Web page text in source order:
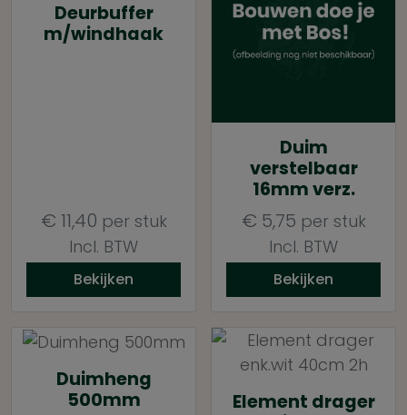
Deurbuffer
m/windhaak
€ 11,40 per stuk
Incl. BTW
Bekijken
Duim
verstelbaar
16mm verz.
€ 5,75 per stuk
Incl. BTW
Bekijken
Duimheng
500mm
Element drager